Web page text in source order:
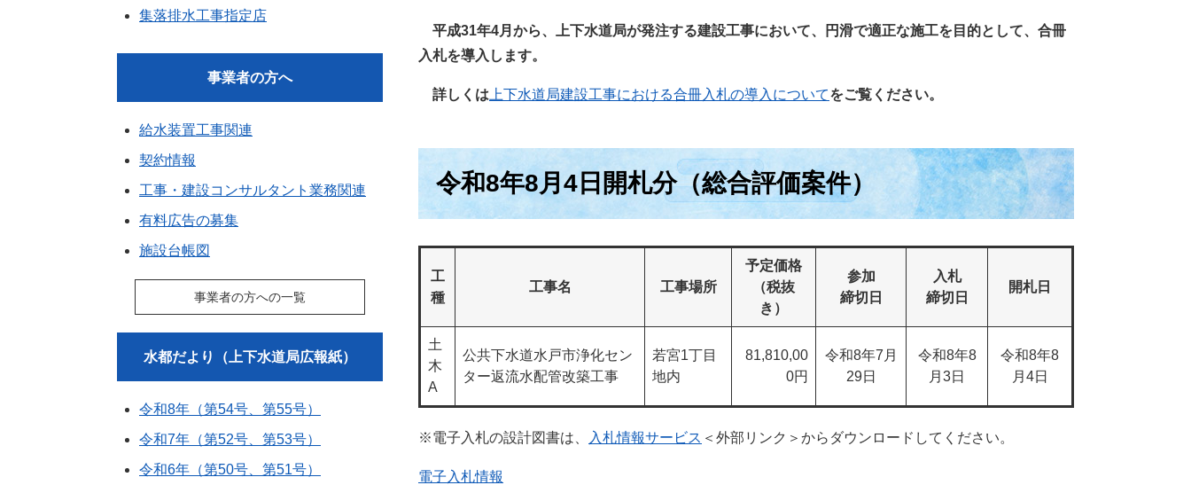
平成31年4月から、上下水道局が発注する建設工事において、円滑で適正な施工を目的として、合冊
入札を導入します。
詳しくは 上下水道局建設工事における合冊入札の導入について​をご覧ください。
令和8年8月4日開札分（総合評価案件）
工
種
工事名 工事場所
予定価格
（税抜
き）
参加
締切日
入札
締切日
開札日
土
木
A
公共下水道水戸市浄化セン
ター返流水配管改築工事
若宮1丁目
地内
81,810,00
0円
令和8年7月
29日
令和8年8
月3日​
令和8年8
月4日
※電子入札の設計図書は、 入札情報サービス ＜外部リンク＞ からダウンロードしてください。
電子入札情報
集落排水工事指定店
事業者の方へ
給水装置工事関連
契約情報
工事・建設コンサルタント業務関連
有料広告の募集
施設台帳図
事業者の方への一覧
水都だより（上下水道局広報紙）
令和8年（第54号、第55号）
令和7年（第52号、第53号）
令和6年（第50号、第51号）